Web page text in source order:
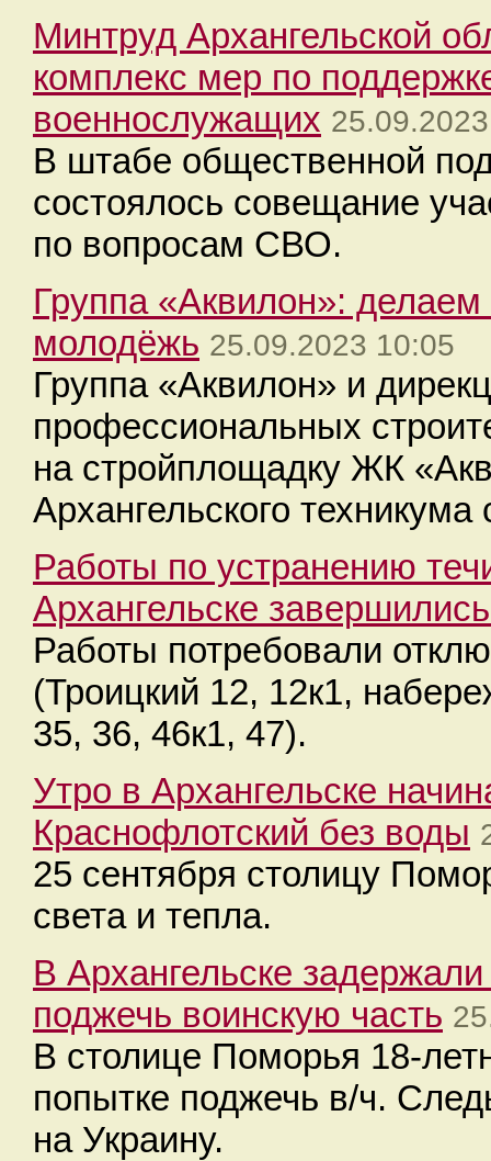
Минтруд Архангельской
комплекс мер по
военнослужащих
В штабе общественной
состоялось совещание
по вопросам СВО.
Группа «Аквилон»:
молодёжь 25.09.2023 10:05
Группа «Аквилон» и
профессиональных
на стройплощадку ЖК
Архангельского
Работы по устранению
Архангельске
Работы потребовали
(Троицкий 12, 12к1,
35, 36, 46к1, 47).
Утро в Архангельске
Краснофлотский без воды
25 сентября столицу
света и тепла.
В Архангельске
поджечь воинскую часть
В столице Поморья 18-
попытке поджечь в/ч.
на Украину.